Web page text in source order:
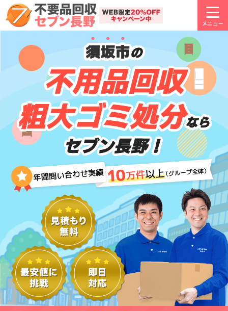
須坂市の
不用品回収
粗大ゴミ処分なら
セブン長野！